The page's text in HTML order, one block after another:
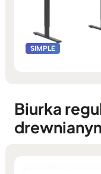
Biurka